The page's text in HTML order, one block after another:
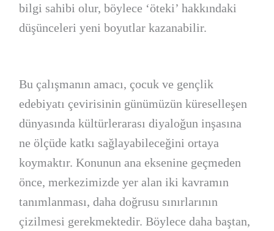
bilgi sahibi olur, böylece ‘öteki’ hakkındaki
düşünceleri yeni boyutlar kazanabilir.
Bu çalışmanın amacı, çocuk ve gençlik
edebiyatı çevirisinin günümüzün küreselleşen
dünyasında kültürlerarası diyaloğun inşasına
ne ölçüde katkı sağlayabileceğini ortaya
koymaktır. Konunun ana eksenine geçmeden
önce, merkezimizde yer alan iki kavramın
tanımlanması, daha doğrusu sınırlarının
çizilmesi gerekmektedir. Böylece daha baştan,